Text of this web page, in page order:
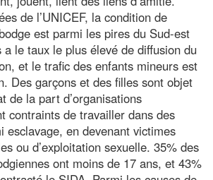
de l’UNICEF, la condition de
est parmi les pires du Sud-est
le taux le plus élevé de diffusion du
et le trafic des enfants mineurs est
Des garçons et des filles sont objet
de la part d’organisations
contraints de travailler dans des
esclavage, en devenant victimes
ou d’exploitation sexuelle. 35% des
ont moins de 17 ans, et 43%